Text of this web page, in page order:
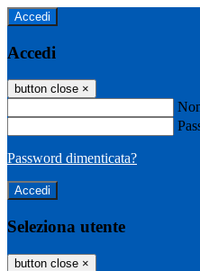
Accedi
Accedi
button close ×
Password dimenticata?
Seleziona utente
button close ×